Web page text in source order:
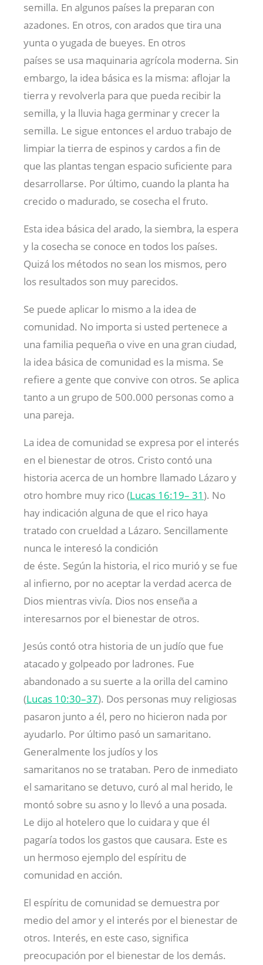
semilla. En algunos países la preparan con
azadones. En otros, con arados que tira una
yunta o yugada de bueyes. En otros
países se usa maquinaria agrícola moderna. Sin
embargo, la idea básica es la misma: aflojar la
tierra y revolverla para que pueda recibir la
semilla, y la lluvia haga germinar y crecer la
semilla. Le sigue entonces el arduo trabajo de
limpiar la tierra de espinos y cardos a fin de
que las plantas tengan espacio suficiente para
desarrollarse. Por último, cuando la planta ha
crecido o madurado, se cosecha el fruto.
Esta idea básica del arado, la siembra, la espera
y la cosecha se conoce en todos los países.
Quizá los métodos no sean los mismos, pero
los resultados son muy parecidos.
Se puede aplicar lo mismo a la idea de
comunidad. No importa si usted pertenece a
una familia pequeña o vive en una gran ciudad,
la idea básica de comunidad es la misma. Se
refiere a gente que convive con otros. Se aplica
tanto a un grupo de 500.000 personas como a
una pareja.
La idea de comunidad se expresa por el interés
en el bienestar de otros. Cristo contó una
historia acerca de un hombre llamado Lázaro y
otro hombre muy rico (Lucas 16:19– 31). No
hay indicación alguna de que el rico haya
tratado con crueldad a Lázaro. Sencillamente
nunca le interesó la condición
de éste. Según la historia, el rico murió y se fue
al infierno, por no aceptar la verdad acerca de
Dios mientras vivía. Dios nos enseña a
interesarnos por el bienestar de otros.
Jesús contó otra historia de un judío que fue
atacado y golpeado por ladrones. Fue
abandonado a su suerte a la orilla del camino
(Lucas 10:30–37). Dos personas muy religiosas
pasaron junto a él, pero no hicieron nada por
ayudarlo. Por último pasó un samaritano.
Generalmente los judíos y los
samaritanos no se trataban. Pero de inmediato
el samaritano se detuvo, curó al mal herido, le
montó sobre su asno y lo llevó a una posada.
Le dijo al hotelero que lo cuidara y que él
pagaría todos los gastos que causara. Este es
un hermoso ejemplo del espíritu de
comunidad en acción.
El espíritu de comunidad se demuestra por
medio del amor y el interés por el bienestar de
otros. Interés, en este caso, significa
preocupación por el bienestar de los demás.